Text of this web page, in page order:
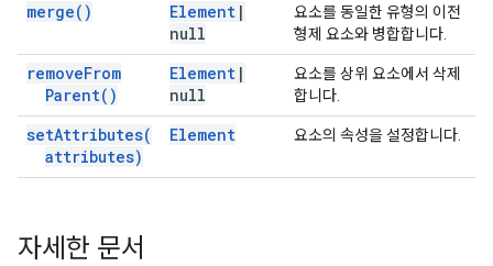
merge( ) Element |
null
요소를 동일한 유형의 이전
형제 요소와 병합합니다.
removeFrom
Parent( )
Element |
null
요소를 상위 요소에서 삭제
합니다.
setAttributes(
attributes)
Element 요소의 속성을 설정합니다.
자세한 문서